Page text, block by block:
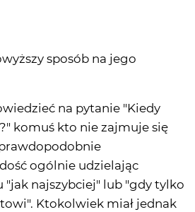
sposób na jego
na pytanie "Kiedy
komuś kto nie zajmuje się
ogólnie udzielając
najszybciej" lub "gdy tylko
Ktokolwiek miał jednak